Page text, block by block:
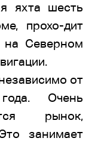
яхта шесть
прохо-дит
на Северном
от
Очень
рынок,
занимает